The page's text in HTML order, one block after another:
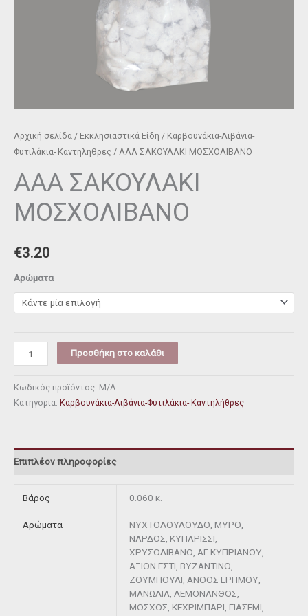
Αρχική σελίδα / Εκκλησιαστικά Είδη / Καρβουνάκια-Λιβάνια-
Φυτιλάκια- Καντηλήθρες / ΑΑΑ ΣΑΚΟΥΛΑΚΙ ΜΟΣΧΟΛΙΒΑΝΟ
ΑΑΑ ΣΑΚΟΥΛΑΚΙ
ΜΟΣΧΟΛΙΒΑΝΟ
€3.20
Αρώματα
Προσθήκη στο καλάθι
Κωδικός προϊόντος: Μ/Δ
Κατηγορία: Καρβουνάκια-Λιβάνια-Φυτιλάκια- Καντηλήθρες
Επιπλέον πληροφορίες
Βάρος 0.060 κ.
Αρώματα
ΝΥΧΤΟΛΟΥΛΟΥΔΟ, ΜΥΡΟ,
ΝΑΡΔΟΣ, ΚΥΠΑΡΙΣΣΙ,
ΧΡΥΣΟΛΙΒΑΝΟ, ΑΓ.ΚΥΠΡΙΑΝΟΥ,
ΑΞΙΟΝ ΕΣΤΙ, ΒΥΖΑΝΤΙΝΟ,
ΖΟΥΜΠΟΥΛΙ, ΑΝΘΟΣ ΕΡΗΜΟΥ,
ΜΑΝΩΛΙΑ, ΛΕΜΟΝΑΝΘΟΣ,
ΜΟΣΧΟΣ, ΚΕΧΡΙΜΠΑΡΙ, ΓΙΑΣΕΜΙ,